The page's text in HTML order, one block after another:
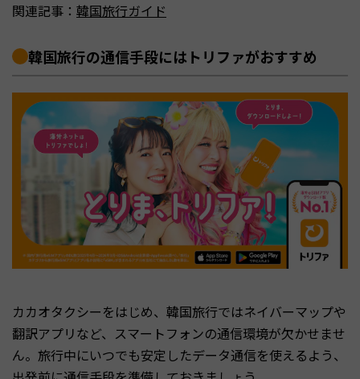
関連記事： 韓国旅行ガイド
韓国旅行の通信手段にはトリファがおすすめ
カカオタクシーをはじめ、韓国旅行ではネイバーマップや
翻訳アプリなど、スマートフォンの通信環境が欠かせませ
ん。旅行中にいつでも安定したデータ通信を使えるよう、